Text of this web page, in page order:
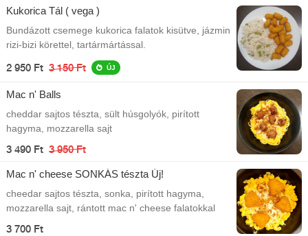
Kukorica Tál ( vega )
Bundázott csemege kukorica falatok kisütve, jázmin
rizi-bizi körettel, tartármártással.
2 950 Ft 3 150 Ft ÚJ
Mac n' Balls
cheddar sajtos tészta, sült húsgolyók, pirított
hagyma, mozzarella sajt
3 490 Ft 3 950 Ft
Mac n' cheese SONKÁS tészta Új!
cheedar sajtos tészta, sonka, pirított hagyma,
mozzarella sajt, rántott mac n' cheese falatokkal
3 700 Ft